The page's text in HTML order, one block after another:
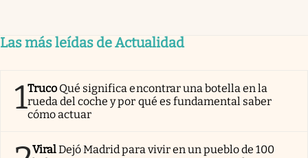
Las más leídas de Actualidad
1Truco Qué significa encontrar una botella en la
rueda del coche y por qué es fundamental saber
cómo actuar
ViralDejó Madrid para vivir en un pueblo de 100